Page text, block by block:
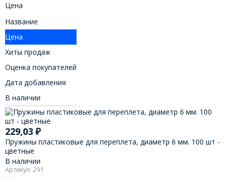
Цена
Название
Цена
Хиты продаж
Оценка покупателей
Дата добавления
В наличии
229,03 ₽
Пружины пластиковые для переплета, диаметр 6 мм. 100 шт -
цветные
В наличии
Артикул: 291